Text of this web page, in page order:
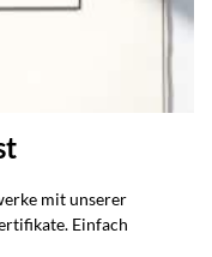
mit unserer
Einfach